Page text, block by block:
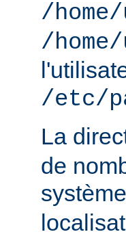
/
/
/etc/
La
de